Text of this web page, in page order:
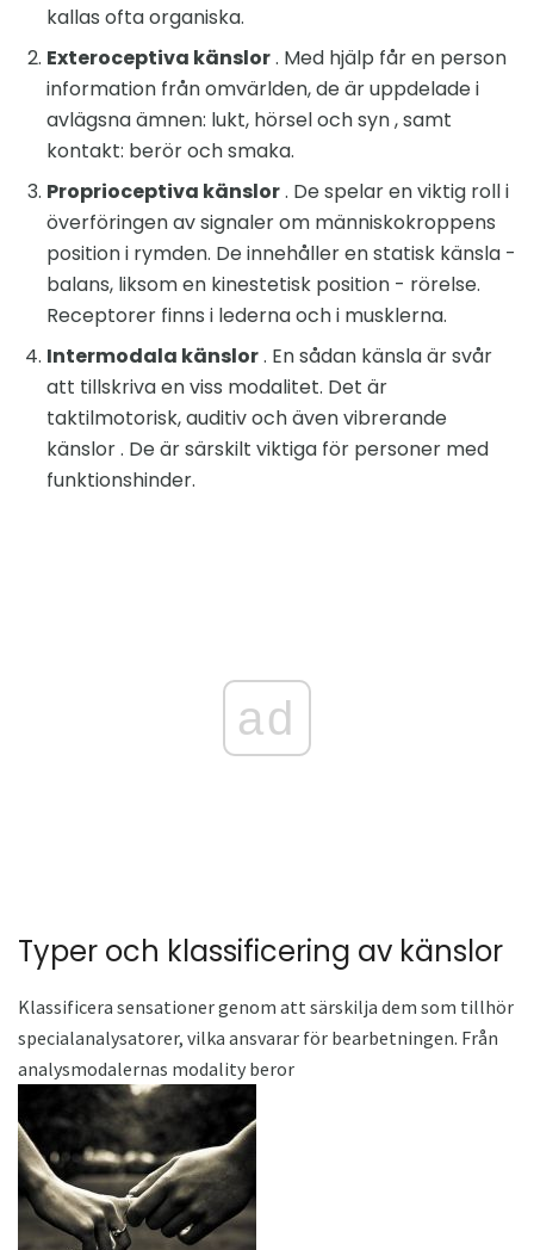
kallas ofta organiska.
Exteroceptiva känslor. Med hjälp får en person
information från omvärlden, de är uppdelade i
avlägsna ämnen: lukt, hörsel och syn , samt
kontakt: berör och smaka.
Proprioceptiva känslor. De spelar en viktig roll i
överföringen av signaler om människokroppens
position i rymden. De innehåller en statisk känsla -
balans, liksom en kinestetisk position - rörelse.
Receptorer finns i lederna och i musklerna.
Intermodala känslor. En sådan känsla är svår
att tillskriva en viss modalitet. Det är
taktilmotorisk, auditiv och även vibrerande
känslor . De är särskilt viktiga för personer med
funktionshinder.
ad
Typer och klassificering av känslor
Klassificera sensationer genom att särskilja dem som tillhör
specialanalysatorer, vilka ansvarar för bearbetningen. Från
analysmodalernas modality beror